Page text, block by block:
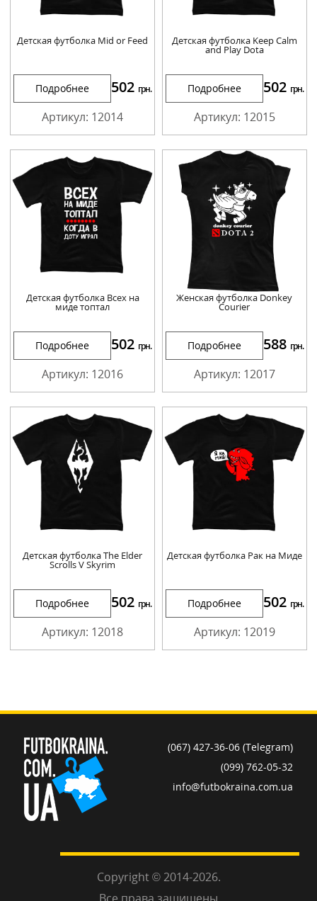
Детская футболка Mid or Feed
Подробнее 502 грн.
Артикул: 12014
Детская футболка Keep Calm
and Play Dota
Подробнее 502 грн.
Артикул: 12015
Детская футболка Всех на
миде топтал
Подробнее 502 грн.
Артикул: 12016
Женская футболка Donkey
Courier
Подробнее 588 грн.
Артикул: 12017
Детская футболка The Elder
Scrolls V Skyrim
Подробнее 502 грн.
Артикул: 12018
Детская футболка Рак на Миде
Подробнее 502 грн.
Артикул: 12019
(067) 427-36-06 (Telegram)
(099) 762-05-32
info@futbokraina.com.ua
Copyright © 2014-2026.